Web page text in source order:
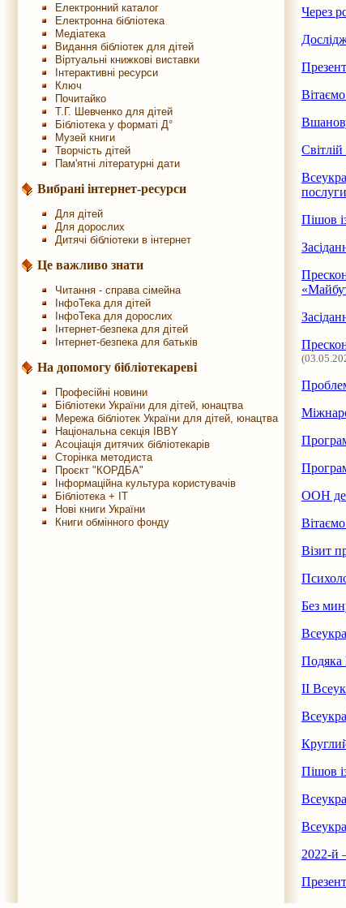
Електронний каталог
Електронна бібліотека
Медіатека
Видання бібліотек для дітей
Віртуальні книжкові виставки
Інтерактивні ресурси
Ключ
Почитайко
Т.Г. Шевченко для дітей
Бібліотека у форматі Д°
Музей книги
Творчість дітей
Пам'ятні літературні дати
Вибрані інтернет-ресурси
Для дітей
Для дорослих
Дитячі бібліотеки в інтернет
Це важливо знати
Читання - справа сімейна
ІнфоТека для дітей
ІнфоТека для дорослих
Інтернет-безпека для дітей
Інтернет-безпека для батьків
На допомогу бібліотекареві
Професійні новини
Бібліотеки України для дітей, юнацтва
Мережа бібліотек України для дітей, юнацтва
Національна секція IBBY
Асоціація дитячих бібліотекарів
Сторінка методиста
Проєкт "КОРДБА"
Інформаційна культура користувачів
Бібліотека + IT
Нові книги України
Книги обмінного фонду
Через
Пішов
ООН
Візит
Без
Подяка
ІІ
Пішов
2022-й